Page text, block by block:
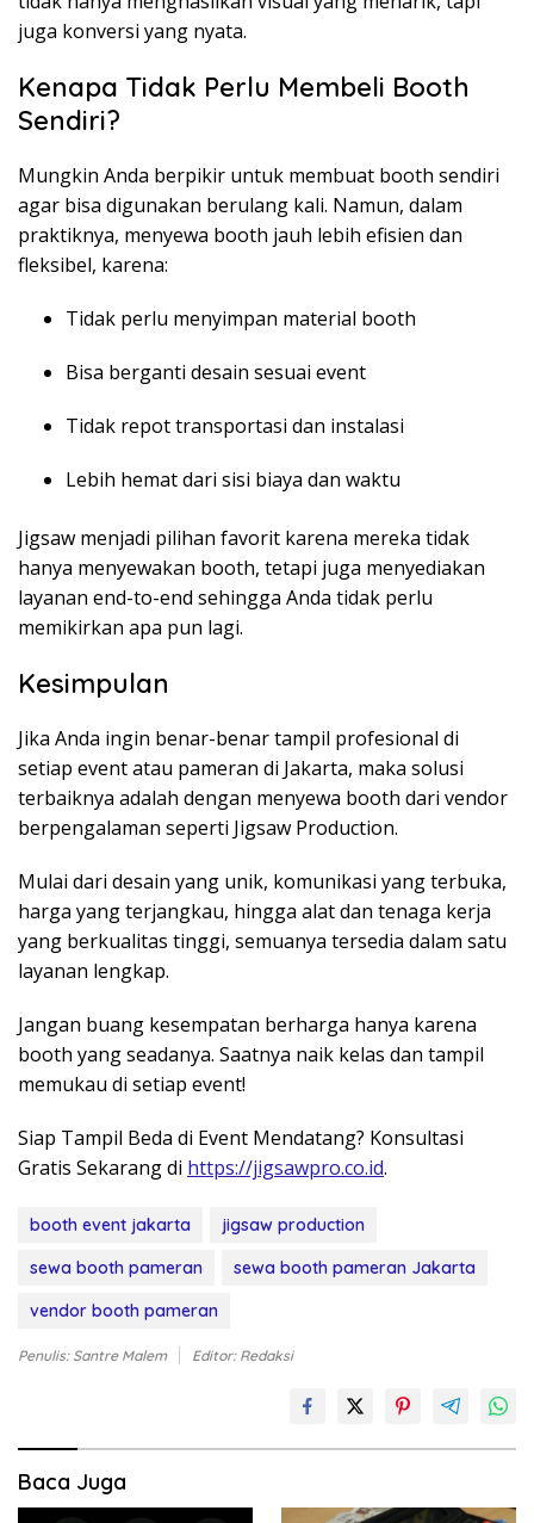
juga konversi yang nyata.
Kenapa Tidak Perlu Membeli Booth
Sendiri?
Mungkin Anda berpikir untuk membuat booth sendiri
agar bisa digunakan berulang kali. Namun, dalam
praktiknya, menyewa booth jauh lebih efisien dan
fleksibel, karena:
Tidak perlu menyimpan material booth
Bisa berganti desain sesuai event
Tidak repot transportasi dan instalasi
Lebih hemat dari sisi biaya dan waktu
Jigsaw menjadi pilihan favorit karena mereka tidak
hanya menyewakan booth, tetapi juga menyediakan
layanan end-to-end sehingga Anda tidak perlu
memikirkan apa pun lagi.
Kesimpulan
Jika Anda ingin benar-benar tampil profesional di
setiap event atau pameran di Jakarta, maka solusi
terbaiknya adalah dengan menyewa booth dari vendor
berpengalaman seperti Jigsaw Production.
Mulai dari desain yang unik, komunikasi yang terbuka,
harga yang terjangkau, hingga alat dan tenaga kerja
yang berkualitas tinggi, semuanya tersedia dalam satu
layanan lengkap.
Jangan buang kesempatan berharga hanya karena
booth yang seadanya. Saatnya naik kelas dan tampil
memukau di setiap event!
Siap Tampil Beda di Event Mendatang? Konsultasi
Gratis Sekarang di https://jigsawpro.co.id.
booth event jakarta
jigsaw production
sewa booth pameran
sewa booth pameran Jakarta
vendor booth pameran
Penulis: Santre Malem Editor: Redaksi
Baca Juga